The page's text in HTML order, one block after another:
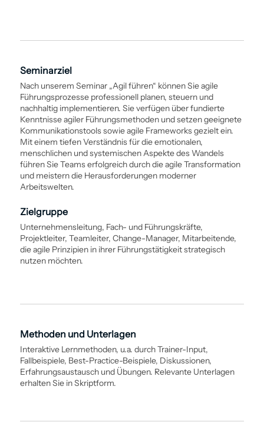
Seminarziel
Nach unserem Seminar „Agil führen“ können Sie agile
Führungs­prozesse professionell planen, steuern und
nachhaltig implementieren. Sie verfügen über fundierte
Kenntnisse agiler Führungsmethoden und setzen geeignete
Kommunikationstools sowie agile Frameworks gezielt ein.
Mit einem tiefen Verständnis für die emotionalen,
menschlichen und ­systemischen Aspekte des Wandels
führen Sie Teams erfolgreich durch die agile Transformation
und meistern die Herausforderungen moderner
Arbeitswelten.
Zielgruppe
Unternehmensleitung, Fach- und Führungskräfte,
Projektleiter, Teamleiter, Change-Manager, Mitarbeitende,
die agile Prinzipien in ihrer Führungstätigkeit strategisch
nutzen möchten.
Methoden und Unterlagen
Interaktive Lernmethoden, u.a. durch Trainer-Input,
Fallbeispiele, Best-Practice-Beispiele, Diskussionen,
Erfahrungsaustausch und Übungen. Relevante Unterlagen
erhalten Sie in Skriptform.